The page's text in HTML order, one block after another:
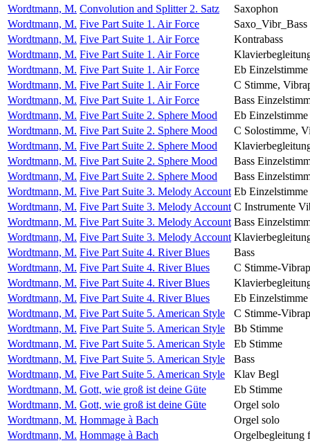
Wordtmann, M. Convolution and Splitter 2. Satz
Saxophon
Wordtmann, M. Five Part Suite 1. Air Force
Saxo_Vibr_Bass
Wordtmann, M. Five Part Suite 1. Air Force
Kontrabass
Wordtmann, M. Five Part Suite 1. Air Force
Wordtmann, M. Five Part Suite 1. Air Force
Eb Einzelstimme
Wordtmann, M. Five Part Suite 1. Air Force
C Stimme,
Wordtmann, M. Five Part Suite 1. Air Force
Bass
Wordtmann, M. Five Part Suite 2. Sphere Mood
Eb Einzelstimme
Wordtmann, M. Five Part Suite 2. Sphere Mood
C Solostimme,
Wordtmann, M. Five Part Suite 2. Sphere Mood
Wordtmann, M. Five Part Suite 2. Sphere Mood
Bass
Wordtmann, M. Five Part Suite 2. Sphere Mood
Bass
Wordtmann, M. Five Part Suite 3. Melody Account Eb Einzelstimme
Wordtmann, M. Five Part Suite 3. Melody Account C Instrumente
Wordtmann, M. Five Part Suite 3. Melody Account Bass
Wordtmann, M. Five Part Suite 3. Melody Account
Wordtmann, M. Five Part Suite 4. River Blues
Bass
Wordtmann, M. Five Part Suite 4. River Blues
C Stimme-
Wordtmann, M. Five Part Suite 4. River Blues
Wordtmann, M. Five Part Suite 4. River Blues
Eb Einzelstimme
Wordtmann, M. Five Part Suite 5. American Style
C Stimme-
Wordtmann, M. Five Part Suite 5. American Style
Bb Stimme
Wordtmann, M. Five Part Suite 5. American Style
Eb Stimme
Wordtmann, M. Five Part Suite 5. American Style
Bass
Wordtmann, M. Five Part Suite 5. American Style
Klav Begl
Wordtmann, M. Gott, wie groß ist deine Güte
Eb Stimme
Wordtmann, M. Gott, wie groß ist deine Güte
Orgel solo
Wordtmann, M. Hommage à Bach
Orgel solo
Wordtmann, M. Hommage à Bach
Orgelbegleitung